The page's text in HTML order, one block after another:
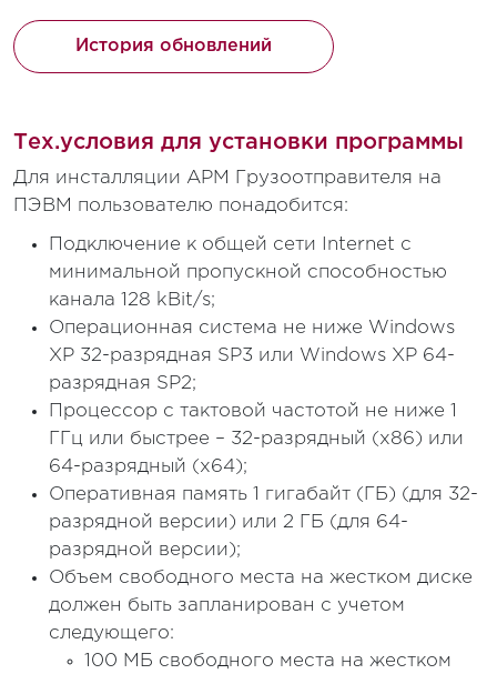
История обновлений
Тех.условия для установки программы
Для инсталляции АРМ Грузоотправителя на
ПЭВМ пользователю понадобится:
Подключение к общей сети Internet с
минимальной пропускной способностью
канала 128 kBit/s;
Операционная система не ниже Windows
XP 32-разрядная SP3 или Windows XP 64-
разрядная SP2;
Процессор с тактовой частотой не ниже 1
ГГц или быстрее – 32-разрядный (x86) или
64-разрядный (x64);
Оперативная память 1 гигабайт (ГБ) (для 32-
разрядной версии) или 2 ГБ (для 64-
разрядной версии);
Объем свободного места на жестком диске
должен быть запланирован с учетом
следующего:
100 МБ свободного места на жестком